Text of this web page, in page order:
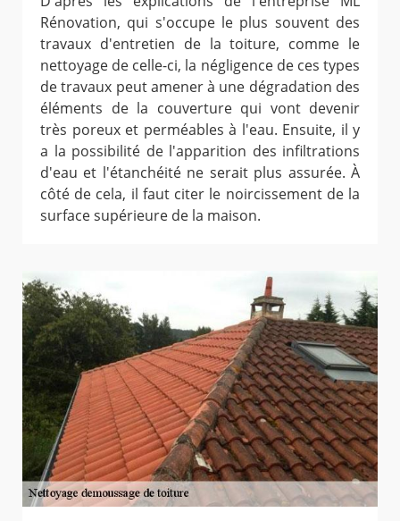
Rénovation, qui s'occupe le plus souvent des
travaux d'entretien de la toiture, comme le
nettoyage de celle-ci, la négligence de ces types
de travaux peut amener à une dégradation des
éléments de la couverture qui vont devenir
très poreux et perméables à l'eau. Ensuite, il y
a la possibilité de l'apparition des infiltrations
d'eau et l'étanchéité ne serait plus assurée. À
côté de cela, il faut citer le noircissement de la
surface supérieure de la maison.